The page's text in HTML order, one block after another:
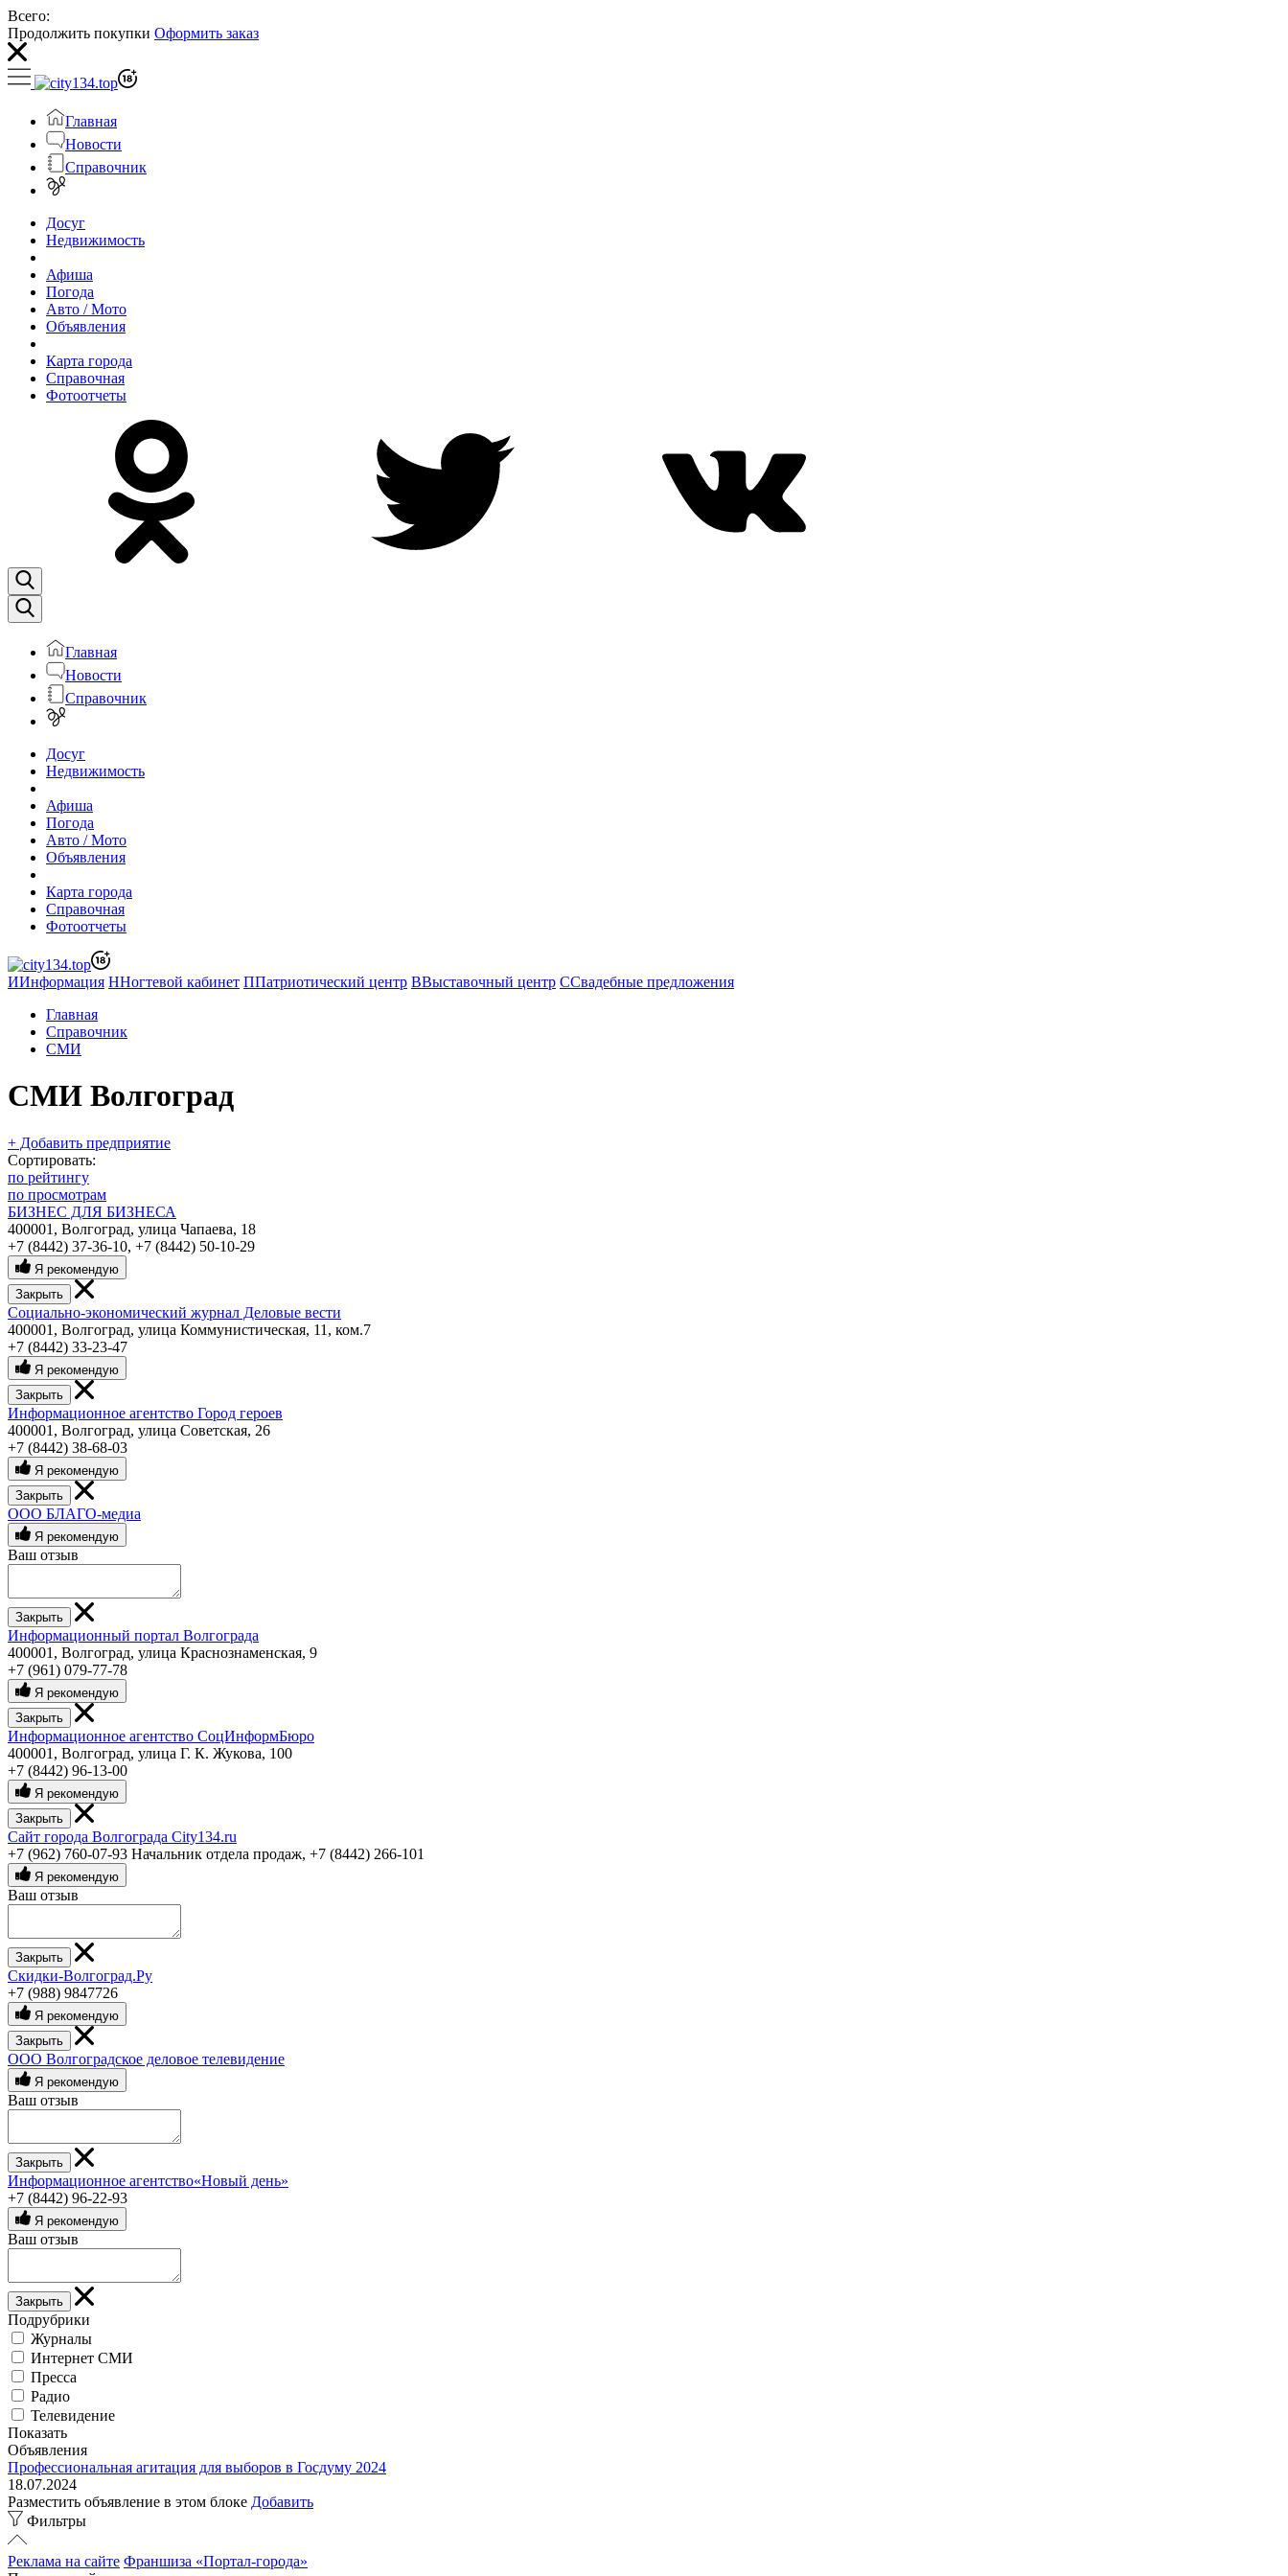
Всего:
Продолжить покупки Оформить заказ
Главная
Новости
Справочник
Досуг
Недвижимость
Афиша
Погода
Авто / Мото
Объявления
Карта города
Справочная
Фотоотчеты
Главная
Новости
Справочник
Досуг
Недвижимость
Афиша
Погода
Авто / Мото
Объявления
Карта города
Справочная
Фотоотчеты
ИИнформация ННогтевой кабинет ППатриотический центр ВВыставочный центр ССвадебные предложения
Главная
Справочник
СМИ
СМИ Волгоград
+ Добавить предприятие
Сортировать:
по рейтингу
по просмотрам
БИЗНЕС ДЛЯ БИЗНЕСА
400001, Волгоград, улица Чапаева, 18
+7 (8442) 37-36-10, +7 (8442) 50-10-29
Я рекомендую
Закрыть
Социально-экономический журнал Деловые вести
400001, Волгоград, улица Коммунистическая, 11, ком.7
+7 (8442) 33-23-47
Я рекомендую
Закрыть
Информационное агентство Город героев
400001, Волгоград, улица Советская, 26
+7 (8442) 38-68-03
Я рекомендую
Закрыть
ООО БЛАГО-медиа
Я рекомендую
Ваш отзыв
Закрыть
Информационный портал Волгограда
400001, Волгоград, улица Краснознаменская, 9
+7 (961) 079-77-78
Я рекомендую
Закрыть
Информационное агентство СоцИнформБюро
400001, Волгоград, улица Г. К. Жукова, 100
+7 (8442) 96-13-00
Я рекомендую
Закрыть
Сайт города Волгограда City134.ru
+7 (962) 760-07-93 Начальник отдела продаж, +7 (8442) 266-101
Я рекомендую
Ваш отзыв
Закрыть
Скидки-Волгоград.Ру
+7 (988) 9847726
Я рекомендую
Закрыть
ООО Волгоградское деловое телевидение
Я рекомендую
Ваш отзыв
Закрыть
Информационное агентство«Новый день»
+7 (8442) 96-22-93
Я рекомендую
Ваш отзыв
Закрыть
Подрубрики
Журналы
Интернет СМИ
Пресса
Радио
Телевидение
Показать
Объявления
Профессиональная агитация для выборов в Госдуму 2024
18.07.2024
Разместить объявление в этом блоке Добавить
Фильтры
Реклама на сайте Франшиза «Портал-города»